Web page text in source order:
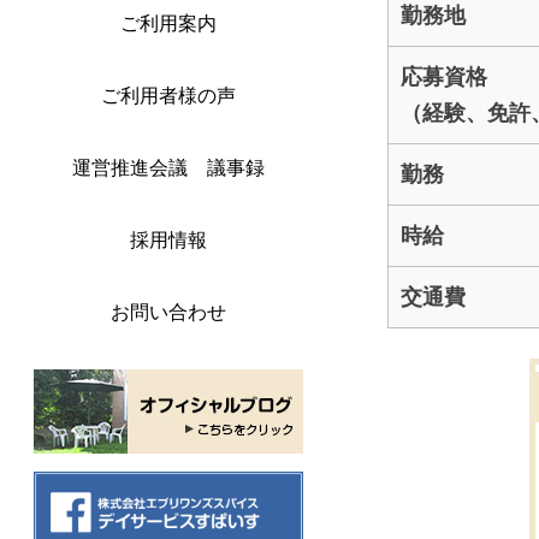
ご利用案内
ご利用者様の声
運営推進会議 議事録
採用情報
お問い合わせ
勤務地
応募資格
（経験、免
勤務
時給
交通費